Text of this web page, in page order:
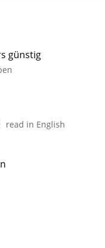
günstig
read in English